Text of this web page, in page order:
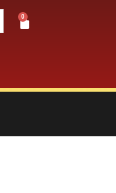
0
Cart